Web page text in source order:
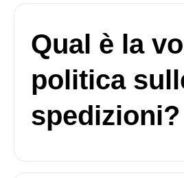
Qual è la
politica
spedizioni?